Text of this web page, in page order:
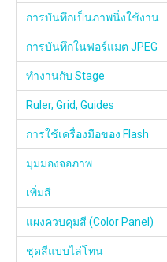
การบันทึกเป็นภาพนิ่งใช้งาน
การบันทึกในฟอร์แมต JPEG
ทำงานกับ Stage
Ruler, Grid, Guides
การใช้เครื่องมือของ Flash
มุมมองจอภาพ
เพิ่มสี
แผงควบคุมสี (Color Panel)
ชุดสีแบบไล่โทน